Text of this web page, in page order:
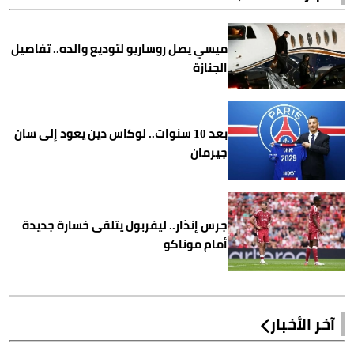
ميسي يصل روساريو لتوديع والده.. تفاصيل
الجنازة
بعد 10 سنوات.. لوكاس دين يعود إلى سان
جيرمان
جرس إنذار.. ليفربول يتلقى خسارة جديدة
أمام موناكو
آخر الأخبار